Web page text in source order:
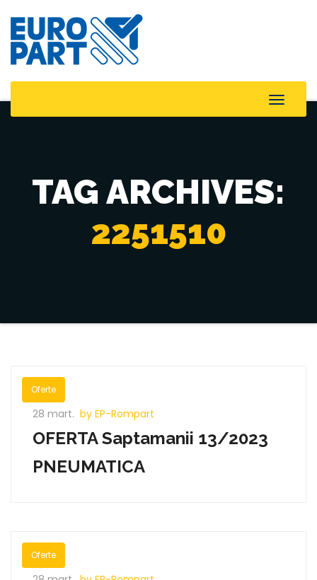
Toggle
TAG ARCHIVES:
2251510
Oferte
28 mart. by EP-Rompart
OFERTA Saptamanii 13/2023
PNEUMATICA
Oferte